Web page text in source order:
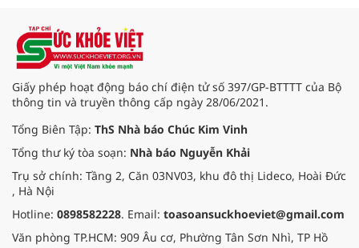
Giấy phép hoạt động báo chí điện tử số 397/GP-BTTTT của Bộ
thông tin và truyền thông cấp ngày 28/06/2021.
Tổng Biên Tập: ThS Nhà báo Chúc Kim Vinh
Tổng thư ký tòa soạn: Nhà báo Nguyễn Khải
Trụ sở chính: Tầng 2, Căn 03NV03, khu đô thị Lideco, Hoài Đức
, Hà Nội
Hotline: 0898582228. Email: toasoansuckhoeviet@gmail.com
Văn phòng TP.HCM: 909 Âu cơ, Phường Tân Sơn Nhì, TP Hồ